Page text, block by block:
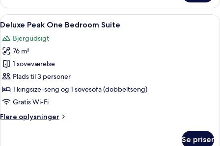
Peak
Studio
Indlæs
alle
billeder
af
Deluxe
Peak
One
Bedroom
Et hotelværelse med en blå sofa, et
5
Deluxe Peak One Bedroom Suite
Bjergudsigt
76 m²
1 soveværelse
Plads til 3 personer
1 kingsize-seng og 1 sovesofa (dobbeltseng)
Gratis Wi-Fi
Flere oplysninger
Flere
Se priser